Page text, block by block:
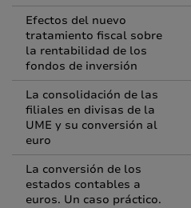
Efectos del nuevo
tratamiento fiscal sobre
la rentabilidad de los
fondos de inversión
La consolidación de las
filiales en divisas de la
UME y su conversión al
euro
La conversión de los
estados contables a
euros. Un caso práctico.